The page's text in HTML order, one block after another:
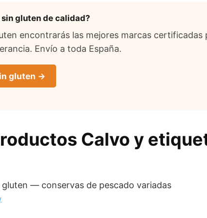
gluten de calidad?
encontrarás las mejores marcas certificadas
Envío a toda España.
gluten →
Calvo y